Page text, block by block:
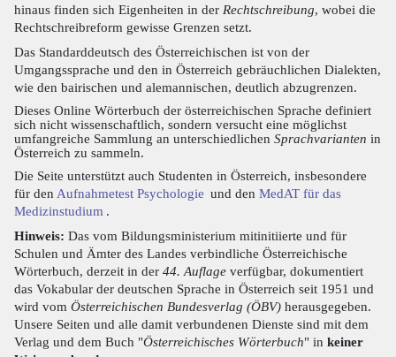
hinaus finden sich Eigenheiten in der Rechtschreibung, wobei die
Rechtschreibreform gewisse Grenzen setzt.
Das Standarddeutsch des Österreichischen ist von der
Umgangssprache und den in Österreich gebräuchlichen Dialekten,
wie den bairischen und alemannischen, deutlich abzugrenzen.
Dieses Online Wörterbuch der österreichischen Sprache definiert
sich nicht wissenschaftlich, sondern versucht eine möglichst
umfangreiche Sammlung an unterschiedlichen Sprachvarianten in
Österreich zu sammeln.
Die Seite unterstützt auch Studenten in Österreich, insbesondere
für den Aufnahmetest Psychologie und den MedAT für das
Medizinstudium .
Hinweis: Das vom Bildungsministerium mitinitiierte und für
Schulen und Ämter des Landes verbindliche Österreichische
Wörterbuch, derzeit in der 44. Auflage verfügbar, dokumentiert
das Vokabular der deutschen Sprache in Österreich seit 1951 und
wird vom Österreichischen Bundesverlag (ÖBV) herausgegeben.
Unsere Seiten und alle damit verbundenen Dienste sind mit dem
Verlag und dem Buch "Österreichisches Wörterbuch" in keiner